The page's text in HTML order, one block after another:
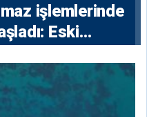
işlemlerinde
Eski